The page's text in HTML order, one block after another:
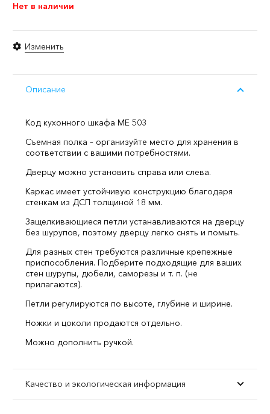
Нет в наличии
Изменить
Описание
Код кухонного шкафа ME 503
Съемная полка – организуйте место для хранения в
соответствии с вашими потребностями.
Дверцу можно установить справа или слева.
Каркас имеет устойчивую конструкцию благодаря
стенкам из ДСП толщиной 18 мм.
Защелкивающиеся петли устанавливаются на дверцу
без шурупов, поэтому дверцу легко снять и помыть.
Для разных стен требуются различные крепежные
приспособления. Подберите подходящие для ваших
стен шурупы, дюбели, саморезы и т. п. (не
прилагаются).
Петли регулируются по высоте, глубине и ширине.
Ножки и цоколи продаются отдельно.
Можно дополнить ручкой.
Качество и экологическая информация